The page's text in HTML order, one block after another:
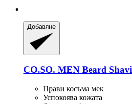
Добавяне
CO.SO. MEN Beard
Прави косъма мек
Успокоява кожата